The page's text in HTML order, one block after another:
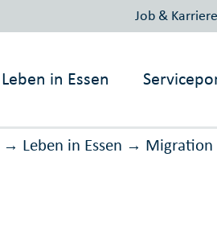
Job & Karriere
Leben in Essen
→ Leben in Essen → Migration